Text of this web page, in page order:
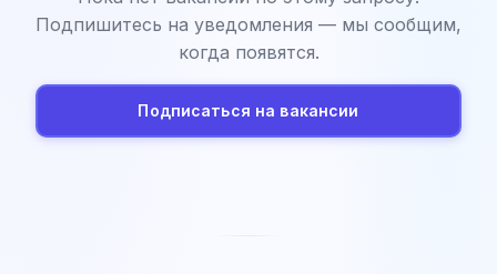
Подпишитесь на уведомления — мы сообщим,
когда появятся.
Подписаться на вакансии